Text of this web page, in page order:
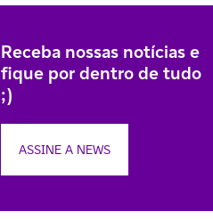
Receba nossas notícias e
fique por dentro de tudo
;)
ASSINE A NEWS